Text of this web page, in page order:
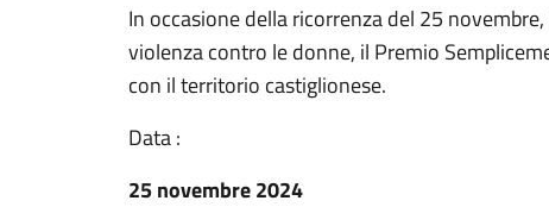
In occasione della ricorrenza del 25
violenza contro le donne, il Premio
con il territorio castiglionese.
Data :
25 novembre 2024